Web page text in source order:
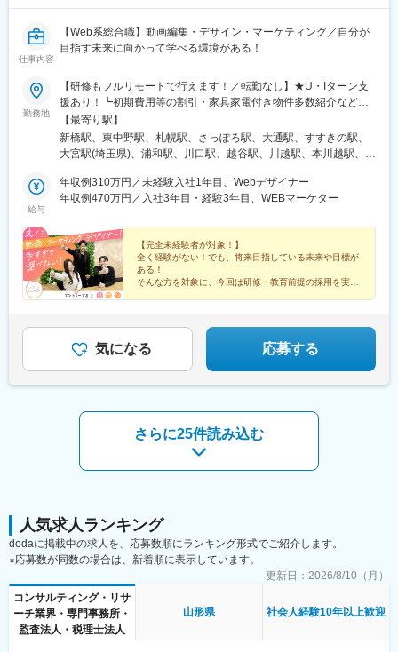
賀県)、南草津駅、京阪石山駅、瀬田駅(滋賀県)、竹田駅(京都府)、
島駅、福山駅、横川駅、新白島駅、西条駅(広島県)、西高屋駅、東
広島駅、八本松駅、北参道駅、青井駅、浜松町駅、西日暮里駅(舎
阿倍野駅(地下鉄)、鴫野駅、西中島南方駅、丸の内駅(愛知県)、小
田井駅、上前津駅、東別院駅、摂津富田駅、新今宮駅前駅、千鳥
橋駅、千里中央駅(大阪モノレール)、百舌鳥八幡駅、大阪天満宮
駅、玉造駅、宮之阪駅、新豊橋駅、なんば駅(地下鉄)、なかもず
駅、森下駅(愛知県)、国際センター駅、祇園駅(福岡県)、西鉄福岡
ンド駅、山陽姫路駅、西代駅、山陽明石駅、新王寺駅、鳥居前
駅、田中口駅、山科駅、四条駅(京都市営)、石山駅、くいな橋駅、
(広島県)、白島駅(広島高速交通線)、竹橋駅、御成門駅、新桜台
駅、梅田駅(地下鉄)、蒲生四丁目駅、天王寺駅前駅、動物園前駅、
駅前駅、平安通駅、呉服町駅(福岡県)、香椎宮前駅、三宮駅(神戸
市営)、高速神戸駅、西新町駅、信貴山下駅、四宮駅、五条駅(京都
市営)、唐橋前駅、狸小路駅、北１２条駅、あおば通駅、西川緑道
仕事内容
【Web系総合職】動画編集・デザイン・マーケティング／自分が
目指す未来に向かって学べる環境がある！
勤務地
【研修もフルリモートで行えます！／転勤なし】★U・Iターン支
援あり！┗初期費用等の割引・家具家電付き物件多数紹介など★
フルリモート・テレワークOKな案件も！＜本社オフィス＞東京都
港区新橋1-12-9 新橋プレイス7F└各線「新橋駅」徒歩5分以内＜
支社オフィス＞東京都中野区東中野4-7-18 岡藤ビル203└各線
【最寄り駅】
新橋駅、東中野駅、札幌駅、さっぽろ駅、大通駅、すすきの駅、
大宮駅(埼玉県)、浦和駅、川口駅、越谷駅、川越駅、本川越駅、千
柏駅、東京駅、大手町駅(東京都)、新宿駅、新宿駅(東京メトロ)、
新宿三丁目駅、池袋駅、東池袋駅、五反田駅、六本木駅、品川
都)、渋谷駅、上野駅、京成上野駅、錦糸町駅、恵比寿駅、水道橋
駅、後楽園駅、木場駅(東京都)、中目黒駅、中野駅(東京都)、横浜
駅、川崎駅、桜木町駅、武蔵小杉駅、溝の口駅、武蔵溝ノ口駅、
西梅田駅、大阪駅、大阪梅田駅(阪神線)、梅田駅(地下鉄)、大阪梅
田駅(阪急線)、心斎橋駅、なんば駅(地下鉄)、大阪難波駅、なんば
合駅(東京都)、西４丁目駅、狸小路駅、二重橋前駅、大崎広小路
駅、乃木坂駅、高輪台駅、竹芝駅、神泉駅、稲荷町駅(東京都)、住
学校前駅、栄町駅(千葉県)、東海神駅、都電雑司ケ谷駅、高輪ゲー
トウェイ駅、高島町駅、馬車道駅、高津駅(神奈川県)、四ツ橋駅、
天王寺駅前駅、天神南駅、名鉄名古屋駅
給与
年収例310万円／未経験入社1年目、Webデザイナー
年収例470万円／入社3年目・経験3年目、WEBマーケター
【完全未経験者が対象！】
全く経験がない！でも、将来目指している未来や目標が
ある！
そんな方を対象に、今回は研修・教育前提の採用を実施
気になる 応募する
さらに25件読み込む
人気求人ランキング
dodaに掲載中の求人を、応募数順にランキング形式でご紹介します。
※応募数が同数の場合は、新着順に表示しています。
更新日： 2026/8/10（月）
コンサルティング・リサ
ーチ業界・専門事務所・
監査法人・税理士法人
山形県 社会人経験10年以上歓迎